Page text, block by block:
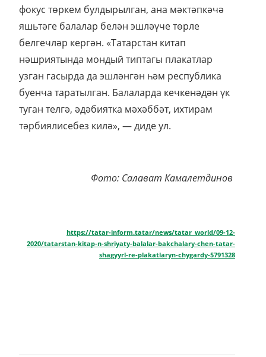
фокус төркем булдырылган, ана мәктәпкәчә
яшьтәге балалар белән эшләүче төрле
белгечләр кергән. «Татарстан китап
нәшриятында мондый типтагы плакатлар
узган гасырда да эшләнгән һәм республика
буенча таратылган. Балаларда кечкенәдән үк
туган телгә, әдәбиятка мәхәббәт, ихтирам
тәрбиялисебез килә», — диде ул.
Фото: Салават Камалетдинов
https://tatar-inform.tatar/news/tatar_world/09-12-
2020/tatarstan-kitap-n-shriyaty-balalar-bakchalary-chen-tatar-
shagyyrl-re-plakatlaryn-chygardy-5791328